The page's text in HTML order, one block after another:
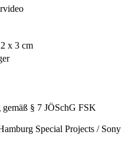
x 3 cm
gemäß § 7 JÖSchG FSK
Special Projects /